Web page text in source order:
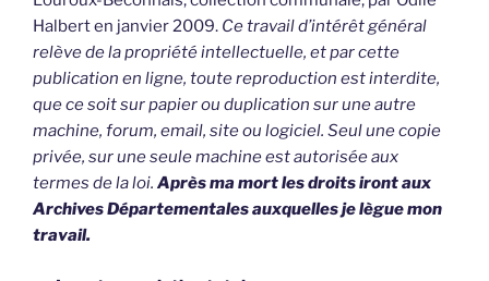
Halbert en janvier 2009. Ce travail d’intérêt général
relève de la propriété intellectuelle, et par cette
publication en ligne, toute reproduction est interdite,
que ce soit sur papier ou duplication sur une autre
machine, forum, email, site ou logiciel. Seul une copie
privée, sur une seule machine est autorisée aux
termes de la loi. Après ma mort les droits iront aux
Archives Départementales auxquelles je lègue mon
travail.